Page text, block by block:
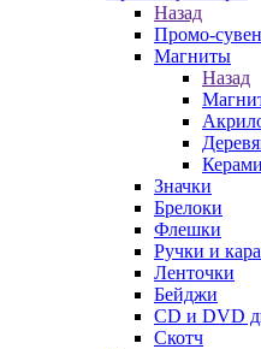
Назад
Промо-
Магниты
Назад
Значки
Брелоки
Флешки
Ручки и
Ленточки
Бейджи
CD и DVD
Скотч